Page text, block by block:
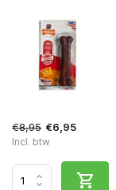
€8,95 €6,95
Incl. btw